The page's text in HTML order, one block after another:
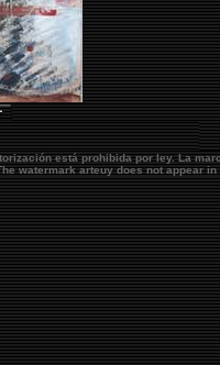
está prohibida por ley. La
watermarkarteuydoes not appear in